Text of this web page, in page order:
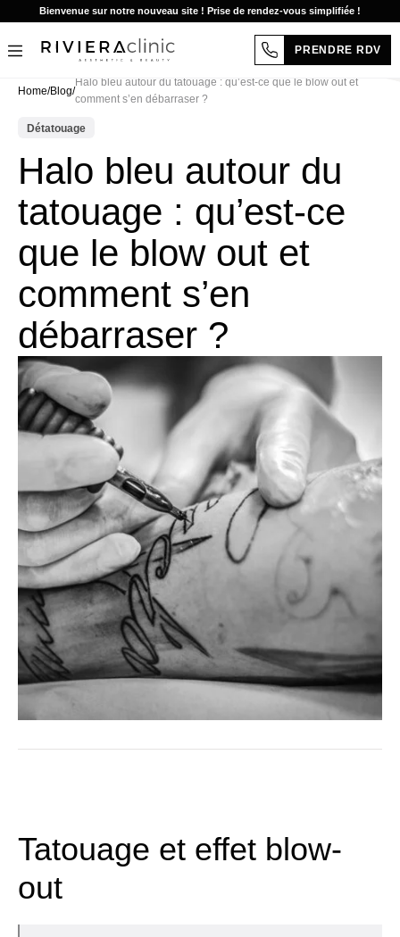
Bienvenue sur notre nouveau site ! Prise de rendez-vous simplifiée !
PRENDRE RDV
Home/Blog/
Halo bleu autour du tatouage : qu’est-ce que le blow out et
comment s’en débarraser ?
Détatouage
Halo bleu autour du
tatouage : qu’est-ce
que le blow out et
comment s’en
débarraser ?
Tatouage et effet blow-
out